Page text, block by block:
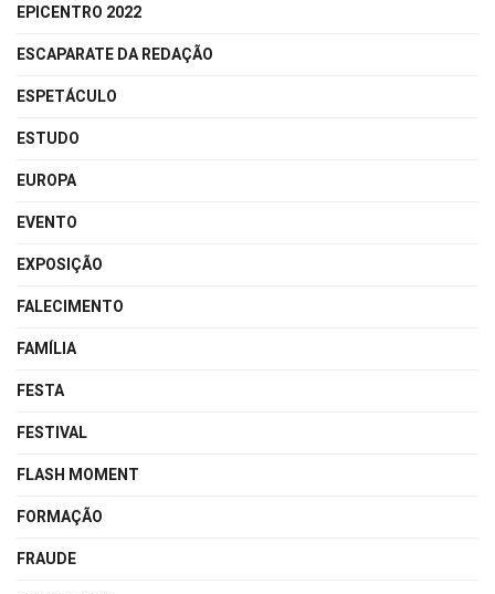
EPICENTRO 2022
ESCAPARATE DA REDAÇÃO
ESPETÁCULO
ESTUDO
EUROPA
EVENTO
EXPOSIÇÃO
FALECIMENTO
FAMÍLIA
FESTA
FESTIVAL
FLASH MOMENT
FORMAÇÃO
FRAUDE